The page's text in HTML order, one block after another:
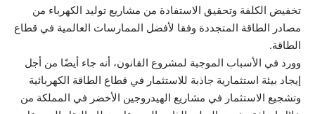
تخفيض الكلفة وتحقيق الاستفادة من مشاريع توليد الكهرباء من
مصادر الطاقة المتجددة وفقا لأفضل الممارسات العالمية في قطاع
الطاقة.
وورد في الأسباب الموجبة لمشروع القانون، أنه جاء أيضًا من أجل
إيجاد بيئة استثمارية جاذبة للاستثمار في قطاع الطاقة الكهربائية
وتشجيع الاستثمار في مشاريع الهيدروجين الأخضر في المملكة من